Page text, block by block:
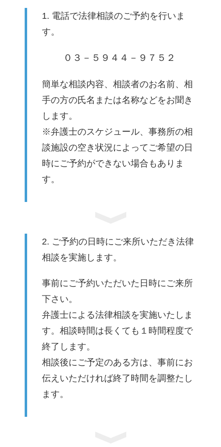
1. 電話で法律相談のご予約を行いま
す。
０３－５９４４－９７５２
簡単な相談内容、相談者のお名前、相
手の方の氏名または名称などをお聞き
します。
※弁護士のスケジュール、事務所の相
談施設の空き状況によってご希望の日
時にご予約ができない場合もありま
す。
2. ご予約の日時にご来所いただき法律
相談を実施します。
事前にご予約いただいた日時にご来所
下さい。
弁護士による法律相談を実施いたしま
す。相談時間は長くても１時間程度で
終了します。
相談後にご予定のある方は、事前にお
伝えいただければ終了時間を調整たし
ます。